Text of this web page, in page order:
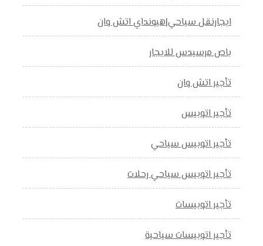
ايجارنقل سياحي|هيونداي اتش وان
باص مرسيدس للايجار
تأجير اتش وان
تأجير اتوبيس
تأجير اتوبيس سياحي
تأجير اتوبيس سياحي رحلات
تأجير اتوبيسات
تأجير اتوبيسات سياحية